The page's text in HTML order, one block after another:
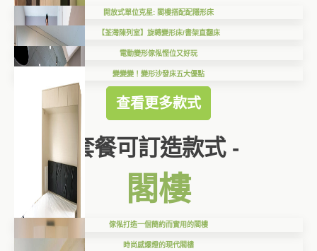
開放式單位克星: 閣樓搭配配隱形床
【荃灣陳列室】旋轉變形床/書架直翻床
電動變形傢俬慳位又好玩
變變變！變形沙發床五大優點
查看更多款式
套餐可訂造款式 -
閣樓
傢俬打造一個簡約而實用的閣樓
時尚感爆燈的現代閣樓